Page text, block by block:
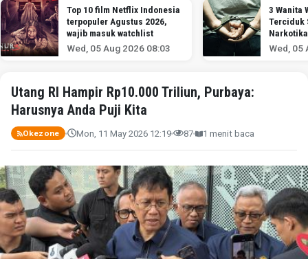
Top 10 film Netflix Indonesia
terpopuler Agustus 2026,
wajib masuk watchlist
Wed, 05 Aug 2026 08:03
3 Wanita
Terciduk
Wed, 05
Utang RI Hampir Rp10.000 Triliun, Purbaya:
Harusnya Anda Puji Kita
Okezone Mon, 11 May 2026 12:19 87 1 menit baca